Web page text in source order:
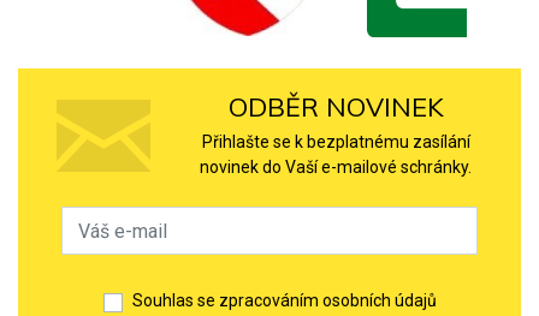
ODBĚR NOVINEK
Přihlašte se k bezplatnému zasílání
novinek do Vaší e-mailové schránky.
Souhlas se zpracováním osobních údajů